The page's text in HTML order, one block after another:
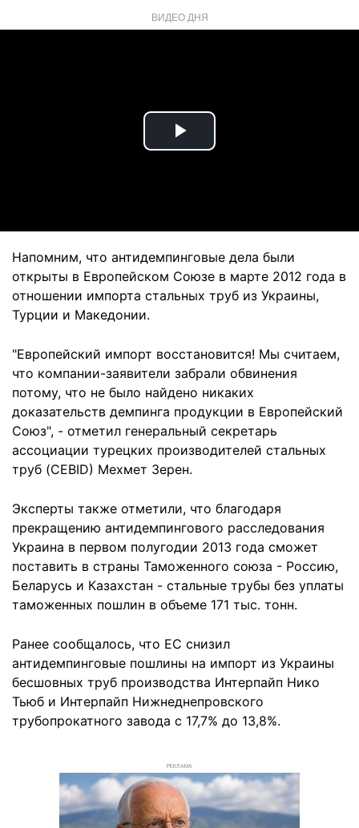
ВИДЕО ДНЯ
Play
Напомним, что антидемпинговые дела были
открыты в Европейском Союзе в марте 2012 года в
отношении импорта стальных труб из Украины,
Турции и Македонии.
"Европейский импорт восстановится! Мы считаем,
что компании-заявители забрали обвинения
потому, что не было найдено никаких
доказательств демпинга продукции в Европейский
Союз", - отметил генеральный секретарь
ассоциации турецких производителей стальных
труб (CEBID) Мехмет Зерен.
Эксперты также отметили, что благодаря
прекращению антидемпингового расследования
Украина в первом полугодии 2013 года сможет
поставить в страны Таможенного союза - Россию,
Беларусь и Казахстан - стальные трубы без уплаты
таможенных пошлин в объеме 171 тыс. тонн.
Ранее сообщалось, что ЕС снизил
антидемпинговые пошлины на импорт из Украины
бесшовных труб производства Интерпайп Нико
Тьюб и Интерпайп Нижнеднепровского
трубопрокатного завода с 17,7% до 13,8%.
РЕКЛАМА